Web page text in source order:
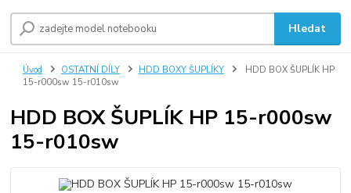
Hledat
Úvod OSTATNÍ DÍLY HDD BOXY ŠUPLÍKY
HDD BOX ŠUPLÍK HP
15-r000sw 15-r010sw
HDD BOX ŠUPLÍK HP 15-r000sw
15-r010sw